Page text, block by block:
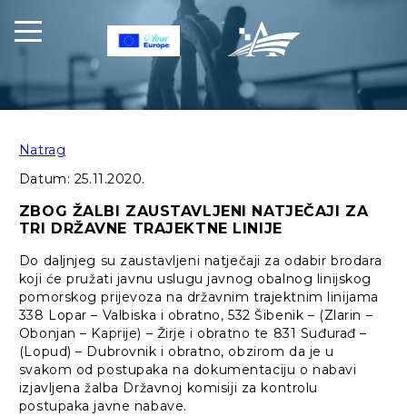
Natrag
Datum: 25.11.2020.
ZBOG ŽALBI ZAUSTAVLJENI NATJEČAJI ZA
TRI DRŽAVNE TRAJEKTNE LINIJE
Do daljnjeg su zaustavljeni natječaji za odabir brodara
koji će pružati javnu uslugu javnog obalnog linijskog
pomorskog prijevoza na državnim trajektnim linijama
338 Lopar – Valbiska i obratno, 532 Šibenik – (Zlarin –
Obonjan – Kaprije) – Žirje i obratno te 831 Suđurađ –
(Lopud) – Dubrovnik i obratno, obzirom da je u
svakom od postupaka na dokumentaciju o nabavi
izjavljena žalba Državnoj komisiji za kontrolu
postupaka javne nabave.